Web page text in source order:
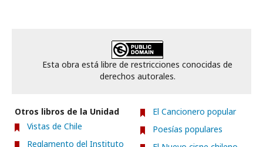
Esta obra está libre de restricciones conocidas de
derechos autorales.
Otros libros de la Unidad
Vistas de Chile
Reglamento del Instituto
El Cancionero popular
Poesías populares